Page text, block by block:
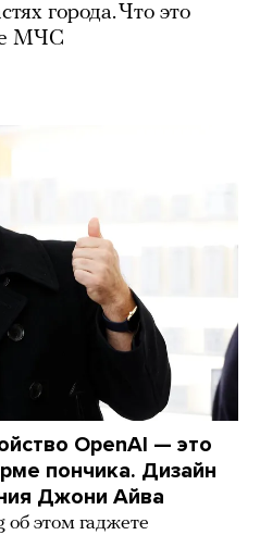
города. Что это
МЧС
OpenAI — это
пончика. Дизайн
Джони Айва
об этом гаджете